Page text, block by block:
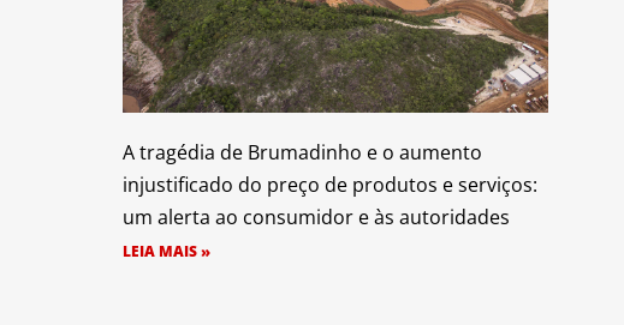
A tragédia de Brumadinho e o aumento
injustificado do preço de produtos e serviços:
um alerta ao consumidor e às autoridades
LEIA MAIS »